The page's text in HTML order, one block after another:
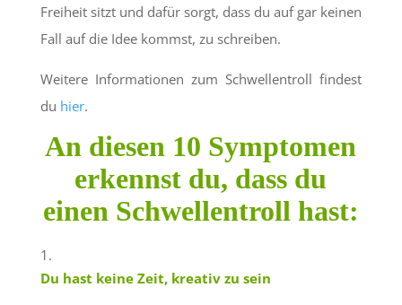
Freiheit sitzt und dafür sorgt, dass du auf gar keinen
Fall auf die Idee kommst, zu schreiben.
Weitere Informationen zum Schwellentroll findest
du hier.
An diesen 10 Symptomen
erkennst du, dass du
einen Schwellentroll hast:
Du hast keine Zeit, kreativ zu sein